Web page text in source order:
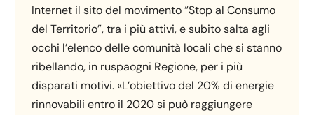
Internet il sito del movimento “Stop al Consumo
del Territorio”, tra i più attivi, e subito salta agli
occhi l’elenco delle comunità locali che si stanno
ribellando, in ruspaogni Regione, per i più
disparati motivi. «L’obiettivo del 20% di energie
rinnovabili entro il 2020 si può raggiungere